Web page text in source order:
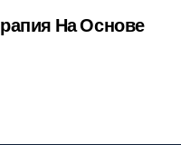
На Основе